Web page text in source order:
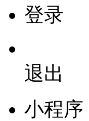
登录
退出
小程序